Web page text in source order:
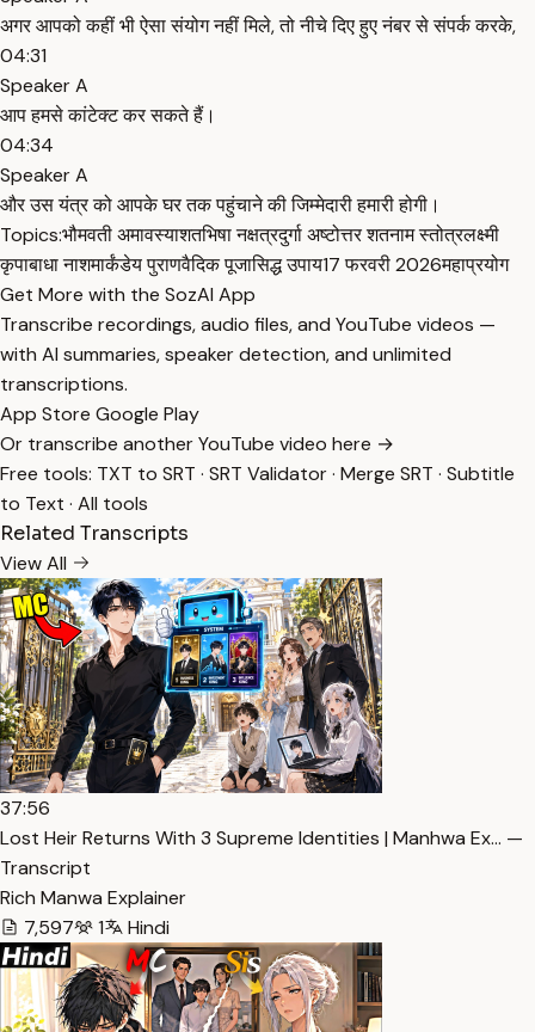
अगर आपको कहीं भी ऐसा संयोग नहीं मिले, तो नीचे दिए हुए नंबर से संपर्क करके,
04:31
Speaker A
आप हमसे कांटेक्ट कर सकते हैं।
04:34
Speaker A
और उस यंत्र को आपके घर तक पहुंचाने की जिम्मेदारी हमारी होगी।
Topics:भौमवती अमावस्याशतभिषा नक्षत्रदुर्गा अष्टोत्तर शतनाम स्तोत्रलक्ष्मी
कृपाबाधा नाशमार्कंडेय पुराणवैदिक पूजासिद्ध उपाय17 फरवरी 2026महाप्रयोग
Get More with the SozAI App
Transcribe recordings, audio files, and YouTube videos —
with AI summaries, speaker detection, and unlimited
transcriptions.
App Store Google Play
Or transcribe another YouTube video here →
Free tools: TXT to SRT · SRT Validator· Merge SRT · Subtitle
to Text · All tools
Related Transcripts
View All
37:56
Lost Heir Returns With 3 Supreme Identities | Manhwa Ex… —
Transcript
Rich Manwa Explainer
7,597
1 Hindi